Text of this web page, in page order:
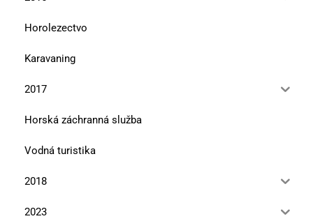
Horolezectvo
Karavaning
2017
Horská záchranná služba
Vodná turistika
2018
2023